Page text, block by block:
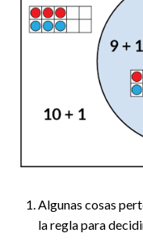
Algunas cosas
la regla para